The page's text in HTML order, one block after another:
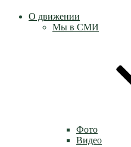
О движении
Мы в СМИ
Фото
Видео